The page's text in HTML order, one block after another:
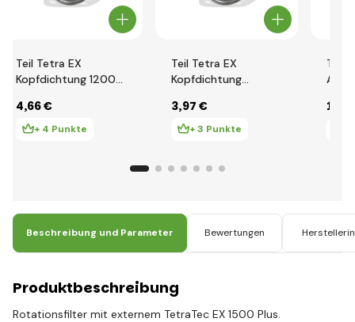
Teil Tetra EX
Kopfdichtung 1200
4,66 €
+ 4 Punkte
Teil Tetra EX
Kopfdichtung
3,97 €
+ 3 Punkte
Teil
12
Beschreibung und Parameter Bewertungen
Produktbeschreibung
Rotationsfilter mit externem TetraTec EX 1500 Plus.